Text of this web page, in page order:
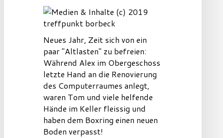
Neues Jahr, Zeit sich von ein
paar "Altlasten" zu befreien:
Während Alex im Obergeschoss
letzte Hand an die Renovierung
des Computerraumes anlegt,
waren Tom und viele helfende
Hände im Keller fleissig und
haben dem Boxring einen neuen
Boden verpasst!